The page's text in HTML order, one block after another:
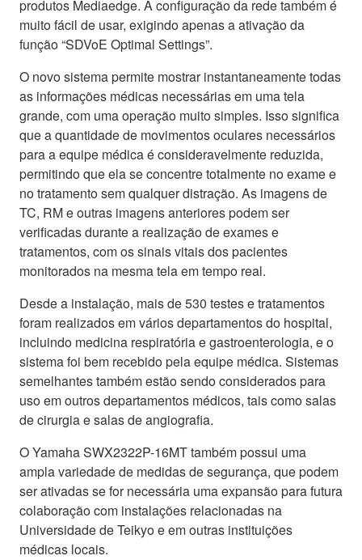
produtos Mediaedge. A configuração da rede também é
muito fácil de usar, exigindo apenas a ativação da
função “SDVoE Optimal Settings”.
O novo sistema permite mostrar instantaneamente todas
as informações médicas necessárias em uma tela
grande, com uma operação muito simples. Isso significa
que a quantidade de movimentos oculares necessários
para a equipe médica é consideravelmente reduzida,
permitindo que ela se concentre totalmente no exame e
no tratamento sem qualquer distração. As imagens de
TC, RM e outras imagens anteriores podem ser
verificadas durante a realização de exames e
tratamentos, com os sinais vitais dos pacientes
monitorados na mesma tela em tempo real.
Desde a instalação, mais de 530 testes e tratamentos
foram realizados em vários departamentos do hospital,
incluindo medicina respiratória e gastroenterologia, e o
sistema foi bem recebido pela equipe médica. Sistemas
semelhantes também estão sendo considerados para
uso em outros departamentos médicos, tais como salas
de cirurgia e salas de angiografia.
O Yamaha SWX2322P-16MT também possui uma
ampla variedade de medidas de segurança, que podem
ser ativadas se for necessária uma expansão para futura
colaboração com instalações relacionadas na
Universidade de Teikyo e em outras instituições
médicas locais.